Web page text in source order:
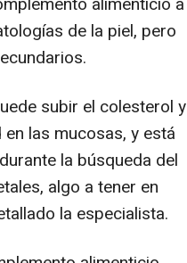
de la piel, pero
subir el colesterol y
las mucosas, y está
la búsqueda del
algo a tener en
la especialista.